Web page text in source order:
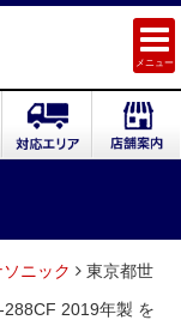
メニュー
ニック
東京都世
288CF 2019年製 を